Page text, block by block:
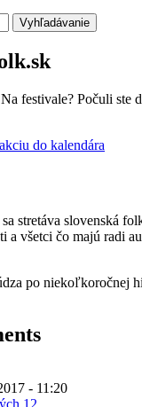
festivale? Počuli ste
do kalendára
stretáva slovenská
a všetci čo majú radi
po niekoľkoročnej
- 11:20
12